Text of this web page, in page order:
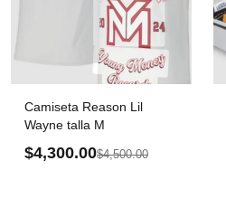
Camiseta Reason Lil
Wayne talla M
$4,300.00$4,500.00